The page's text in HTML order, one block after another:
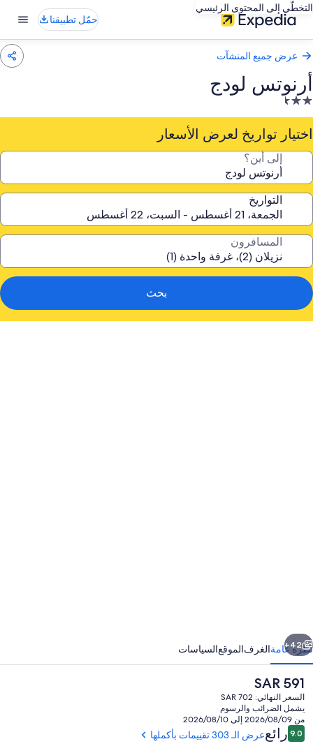
التخطّي إلى المحتوى الرئيسي
حمّل تطبيقنا
عرض جميع المنشآت
أرنوتس لودج
منشأة
فندقية
مصنفة
2.5
اختيار تواريخ لعرض الأسعار
إلى أين؟
التواريخ
المسافرون
بحث
التالي
42+
نظرة عامةالغرفالموقعالسياسات
السعر
الحالي
هو
SAR
591
SAR 591
السعر النهائي: SAR 702
يشمل الضرائب والرسوم
من 2026/08/09 إلى 2026/08/10
التقييمات
9.09.0 من 10رائععرض الـ 303 تقييمات بأكملها